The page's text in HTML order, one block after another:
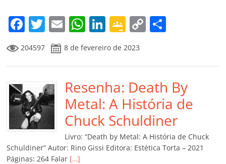
F
a
c
e
b
o
o
k
T
w
itt
er
E
m
ai
l
W
at
s
A
p
p
Li
k
e
dI
n
G
o
o
gl
e
Cl
a
ss
ro
C
y
Li
n
k
p
ar
til
h
ar
204597 8 de fevereiro de 2023
Resenha: Death By
Metal: A História de
Chuck Schuldiner
Livro: “Death by Metal: A História de Chuck
Schuldiner” Autor: Rino Gissi Editora: Estética Torta – 2021
Páginas: 264 Falar […]